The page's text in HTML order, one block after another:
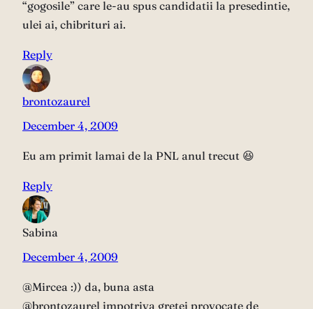
“gogosile” care le-au spus candidatii la presedintie,
ulei ai, chibrituri ai.
Reply
brontozaurel
December 4, 2009
Eu am primit lamai de la PNL anul trecut 😆
Reply
Sabina
December 4, 2009
@Mircea :)) da, buna asta
@brontozaurel impotriva gretei provocate de